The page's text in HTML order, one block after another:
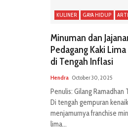
KULINER GAYA HIDUP
Minuman dan
Pedagang Kaki
di Tengah Inflasi
Hendra October 30, 2025
Penulis: Gilang Ramadhan
Di tengah gempuran
menjamurnya franchise
lima...